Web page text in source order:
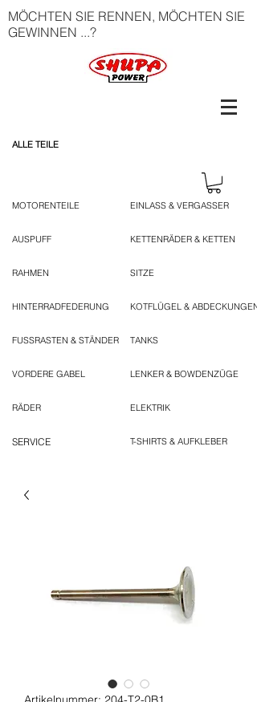
MÖCHTEN SIE RENNEN, MÖCHTEN SIE
GEWINNEN ...?
ALLE TEILE
MOTORENTEILE
AUSPUFF
RAHMEN
HINTERRADFEDERUNG
FUSSRASTEN & STÄNDER
VORDERE GABEL
RÄDER
SERVICE
EINLASS & VERGASSER
KETTENRÄDER & KETTEN
SITZE
KOTFLÜGEL & ABDECKUNGEN
TANKS
LENKER & BOWDENZÜGE
ELEKTRIK
T-SHIRTS & AUFKLEBER